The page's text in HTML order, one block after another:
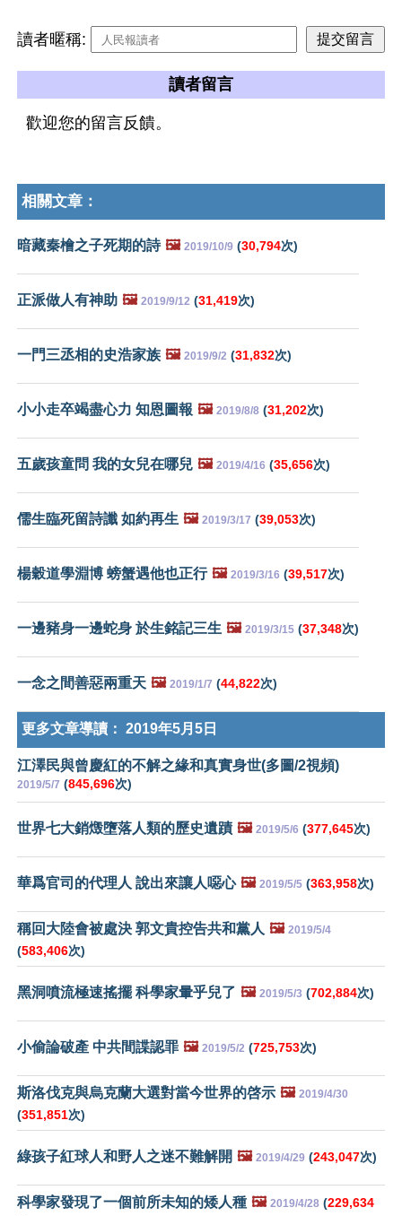
讀者暱稱:
讀者留言
歡迎您的留言反饋。
相關文章：
暗藏秦檜之子死期的詩 🖼️ 2019/10/9 (30,794次)
正派做人有神助 🖼️ 2019/9/12 (31,419次)
一門三丞相的史浩家族 🖼️ 2019/9/2 (31,832次)
小小走卒竭盡心力 知恩圖報 🖼️ 2019/8/8 (31,202次)
五歲孩童問 我的女兒在哪兒 🖼️ 2019/4/16 (35,656次)
儒生臨死留詩讖 如約再生 🖼️ 2019/3/17 (39,053次)
楊穀道學淵博 螃蟹遇他也正行 🖼️ 2019/3/16 (39,517次)
一邊豬身一邊蛇身 於生銘記三生 🖼️ 2019/3/15 (37,348次)
一念之間善惡兩重天 🖼️ 2019/1/7 (44,822次)
更多文章導讀： 2019年5月5日
江澤民與曾慶紅的不解之緣和真實身世(多圖/2視頻)
2019/5/7 (845,696次)
世界七大銷燬墮落人類的歷史遺蹟 🖼️ 2019/5/6 (377,645次)
華爲官司的代理人 說出來讓人噁心 🖼️ 2019/5/5 (363,958次)
稱回大陸會被處決 郭文貴控告共和黨人 🖼️ 2019/5/4
(583,406次)
黑洞噴流極速搖擺 科學家暈乎兒了 🖼️ 2019/5/3 (702,884次)
小偷論破產 中共間諜認罪 🖼️ 2019/5/2 (725,753次)
斯洛伐克與烏克蘭大選對當今世界的啓示 🖼️ 2019/4/30
(351,851次)
綠孩子紅球人和野人之迷不難解開 🖼️ 2019/4/29 (243,047次)
科學家發現了一個前所未知的矮人種 🖼️ 2019/4/28 (229,634